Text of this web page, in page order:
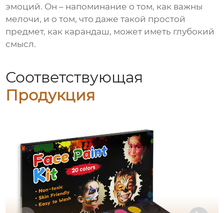
эмоций. Он – напоминание о том, как важны
мелочи, и о том, что даже такой простой
предмет, как карандаш, может иметь глубокий
смысл.
Соответствующая
Продукция